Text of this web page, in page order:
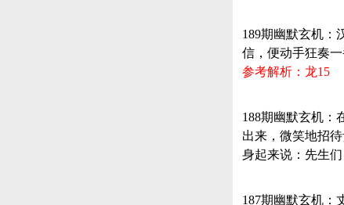
189期幽默玄机：
信，便动手狂奏
参考解析：龙15
188期幽默玄机：
出来，微笑地招
身起来说：先生
187期幽默玄机：